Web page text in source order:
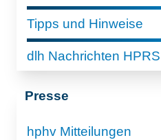
Tipps und Hinweise
dlh Nachrichten HPRS
Presse
hphv Mitteilungen